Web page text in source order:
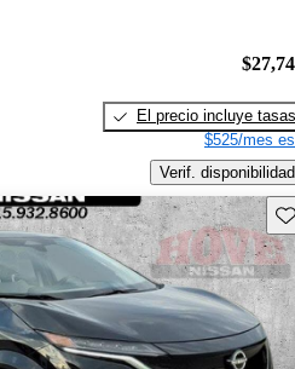
El precio incluye tasas
$525/mes
Verif. disponibilidad